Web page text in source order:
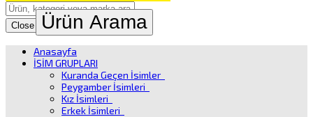
Close Ürün Arama
Anasayfa
İSİM GRUPLARI
Kuranda Geçen İsimler
Peygamber İsimleri
Kız İsimleri
Erkek İsimleri